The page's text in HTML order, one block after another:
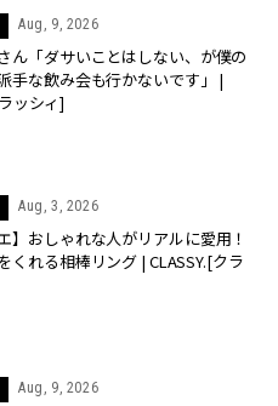
Aug, 9, 2026
ん「ダサいことはしない、が僕の
手な飲み会も行かないです」 |
ッシィ]
Aug, 3, 2026
】おしゃれな人がリアルに愛用！
くれる相棒リング | CLASSY.[クラ
Aug, 9, 2026